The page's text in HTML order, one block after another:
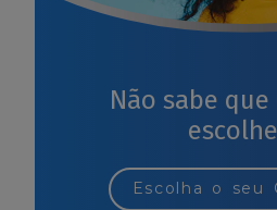
Não sabe
Escolha o seu